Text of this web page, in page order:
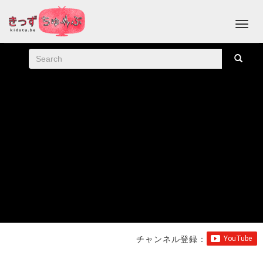
チャンネル登録：